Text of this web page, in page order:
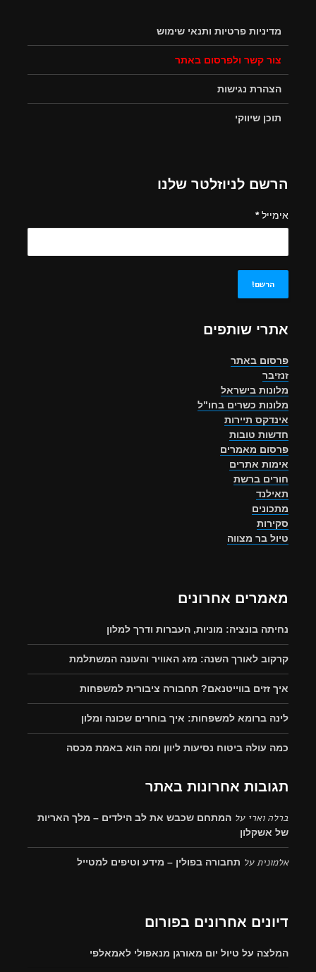
מדיניות פרטיות ותנאי שימוש
צור קשר ולפרסום באתר
הצהרת נגישות
תוכן שיווקי
הרשם לניוזלטר שלנו
אימייל*
אתרי שותפים
פרסום באתר
זנזיבר
מלונות בישראל
מלונות כשרים בחו"ל
אינדקס תיירות
חדשות טובות
פרסום מאמרים
אימות אתרים
חורים ברשת
תאילנד
מתכונים
סקירות
טיול בר מצווה
מאמרים אחרונים
נחיתה בונציה: מוניות, העברות ודרך למלון
קרקוב לאורך השנה: מזג האוויר והעונה המשתלמת
איך זזים בווייטנאם? תחבורה ציבורית למשפחות
לינה ברומא למשפחות: איך בוחרים שכונה ומלון
כמה עולה ביטוח נסיעות ליוון ומה הוא באמת מכסה
תגובות אחרונות באתר
ברלה וארי על המתחם שכבש את לב הילדים – מלך האריות
של אשקלון
אלמוניתעל תחבורה בפולין – מידע וטיפים למטייל
דיונים אחרונים בפורום
המלצה על טיול יום מאורגן מנאפולי לאמאלפי